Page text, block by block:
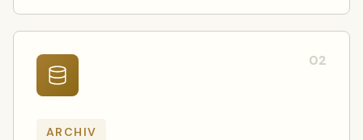
02
ARCHIV